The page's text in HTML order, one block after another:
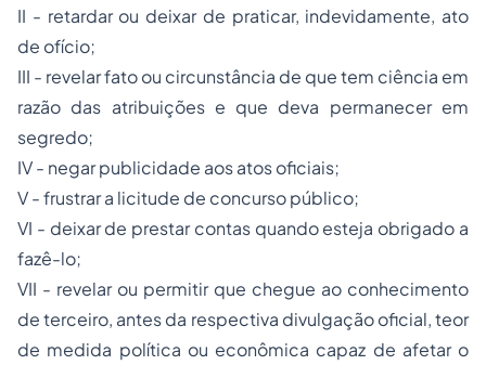
II - retardar ou deixar de praticar, indevidamente, ato
de ofício;
III - revelar fato ou circunstância de que tem ciência em
razão das atribuições e que deva permanecer em
segredo;
IV - negar publicidade aos atos oficiais;
V - frustrar a licitude de concurso público;
VI - deixar de prestar contas quando esteja obrigado a
fazê-lo;
VII - revelar ou permitir que chegue ao conhecimento
de terceiro, antes da respectiva divulgação oficial, teor
de medida política ou econômica capaz de afetar o